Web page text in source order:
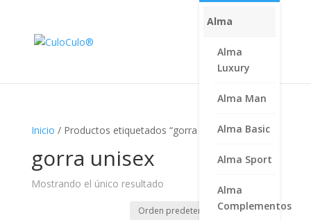
Alma
Alma
Luxury
Alma Man
Alma Basic
Alma Sport
Alma
Complementos
Inicio / Productos etiquetados “gorra unisex”
gorra unisex
Mostrando el único resultado